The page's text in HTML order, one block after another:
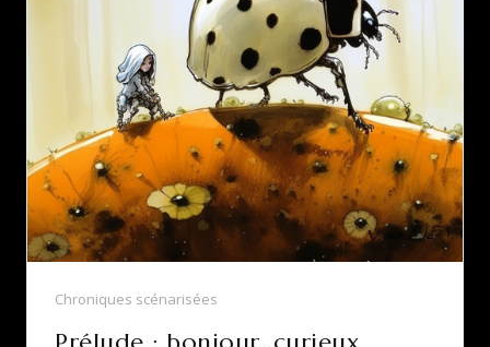
Chroniques scénarisées